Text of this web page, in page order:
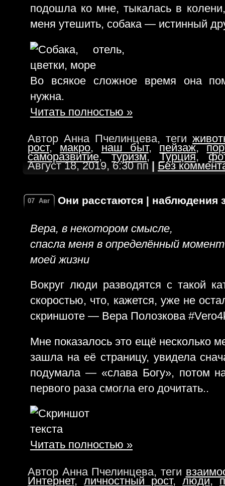
подошла ко мне, тыкалась в
меня утешить, собака — истинный
Во всякое сложное время она
нужна.
Читать полностью »
Автор Анна Пчелинцева, теги
рост, макро, наш быт,пейзаж,
саморазвитие,туризм,Турция,
Август 18, 2019, 6:30 пп | Без
07 Авг Они расстаются |
Вера, в некотором смысле,
спасла меня в определённый момент
моей жизни
Вокруг люди разводятся с такой
скоростью, что, кажется, уже не
скриншоте — Вера Полозкова
Мне показалось это ещё несколько
зашла на её страницу, увидела
подумала — «слава Богу», потом
первого раза смогла его дочитать..
Читать полностью »
Автор Анна Пчелинцева, теги
Интернет, личностный рост, люди,